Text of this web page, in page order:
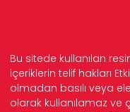
Bu sitede kullanılan
içeriklerin telif hakları
olmadan basılı veya
olarak kullanılamaz ve